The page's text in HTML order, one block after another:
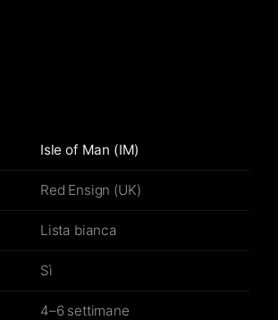
Isle of Man (IM)
Red Ensign (UK)
Lista bianca
Sì
4–6 settimane